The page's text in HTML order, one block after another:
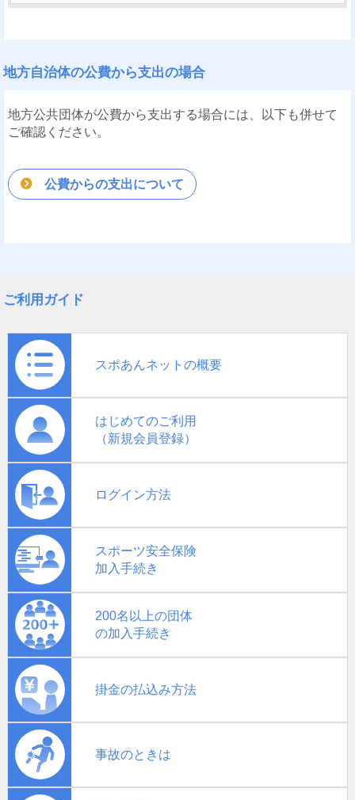
地方自治体の公費から支出の場合
地方公共団体が公費から支出する場合には、以下も併せて
ご確認ください。
公費からの支出について
ご利用ガイド
スポあんネットの概要
はじめてのご利用
（新規会員登録）
ログイン方法
スポーツ安全保険
加入手続き
200名以上の団体
の加入手続き
掛金の払込み方法
事故のときは